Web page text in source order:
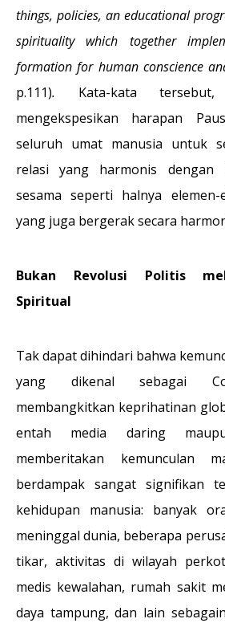
things, policies, an educational
spirituality which together
formation for human conscience
p.111). Kata-kata
mengekspesikan harapan
seluruh umat manusia untuk
relasi yang harmonis dengan
sesama seperti halnya elemen-
yang juga bergerak secara
Bukan Revolusi Politis
Spiritual
Tak dapat dihindari bahwa
yang dikenal sebagai
membangkitkan keprihatinan
entah media daring
memberitakan kemunculan
berdampak sangat signifikan
kehidupan manusia: banyak
meninggal dunia, beberapa
tikar, aktivitas di wilayah
medis kewalahan, rumah sakit
daya tampung, dan lain